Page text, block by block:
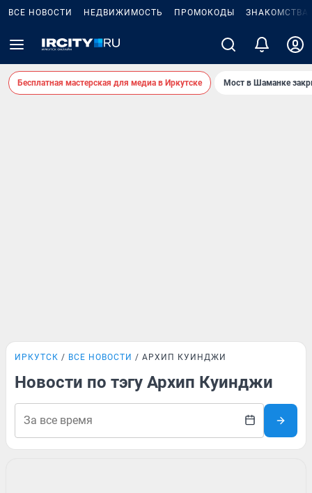
ВСЕ НОВОСТИ НЕДВИЖИМОСТЬ ПРОМОКОДЫ ЗНАКОМСТВА
Бесплатная мастерская для медиа в Иркутске Мост в Шаманке
ИРКУТСК ВСЕ НОВОСТИ АРХИП КУИНДЖИ
Новости по тэгу Архип Куинджи